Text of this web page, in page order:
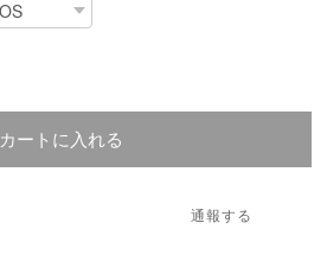
カートに入れる
通報する